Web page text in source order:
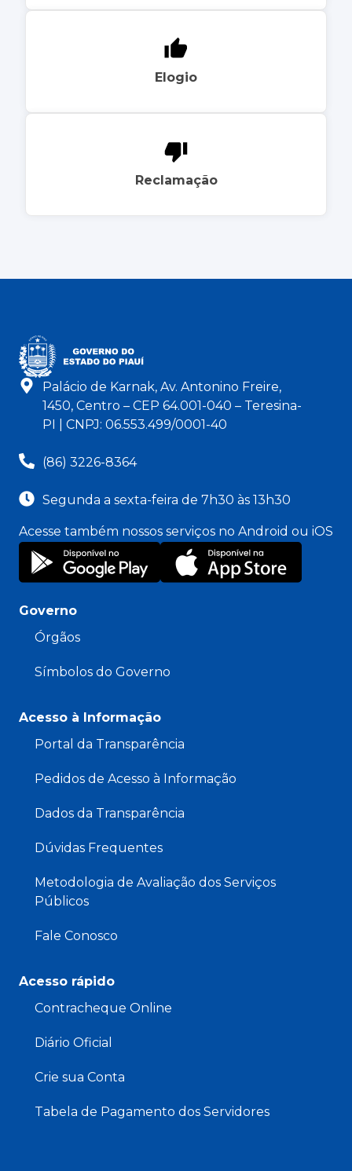
Elogio
Reclamação
Palácio de Karnak, Av. Antonino Freire,
1450, Centro – CEP 64.001-040 – Teresina-
PI | CNPJ: 06.553.499/0001-40
(86) 3226-8364
Segunda a sexta-feira de 7h30 às 13h30
Acesse também nossos serviços no Android ou iOS
Governo
Órgãos
Símbolos do Governo
Acesso à Informação
Portal da Transparência
Pedidos de Acesso à Informação
Dados da Transparência
Dúvidas Frequentes
Metodologia de Avaliação dos Serviços
Públicos
Fale Conosco
Acesso rápido
Contracheque Online
Diário Oficial
Crie sua Conta
Tabela de Pagamento dos Servidores